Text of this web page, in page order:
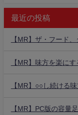
最近の投稿
【MR】ザ・フード
【MR】味方を楽に
【MR】○○し続ける
【MR】PC版の容量